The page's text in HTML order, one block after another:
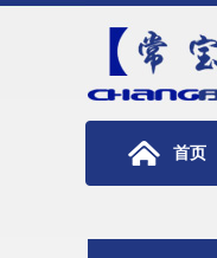
首页